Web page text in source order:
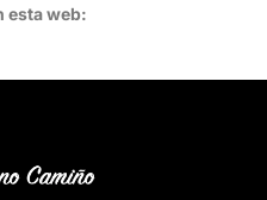
esta web: